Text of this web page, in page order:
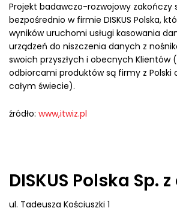
Projekt badawczo-rozwojowy zakończy
bezpośrednio w firmie DISKUS Polska,
wyników uruchomi usługi kasowania
urządzeń do niszczenia danych z
swoich przyszłych i obecnych Klientów
odbiorcami produktów są firmy z Polski
całym świecie).
źródło: www,itwiz.pl
DISKUS Polska Sp. z
ul. Tadeusza Kościuszki 1